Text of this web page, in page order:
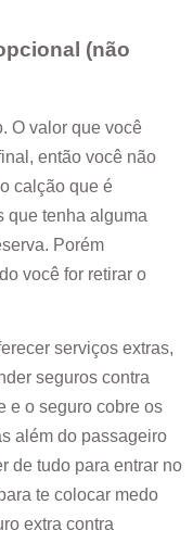
(não
O valor que você
então você não
calção que é
que tenha alguma
Porém
você for retirar o
serviços extras,
seguros contra
e o seguro cobre os
além do passageiro
de tudo para entrar no
te colocar medo
extra contra